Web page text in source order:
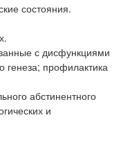
состояния.
с дисфункциями
генеза; профилактика
абстинентного
и